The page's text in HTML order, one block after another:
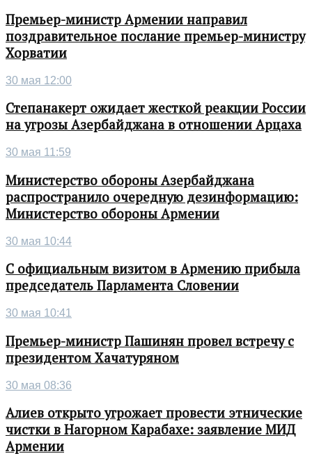
Премьер-министр Армении направил
поздравительное послание премьер-министру
Хорватии
30 мая 12:00
Степанакерт ожидает жесткой реакции России
на угрозы Азербайджана в отношении Арцаха
30 мая 11:59
Министерство обороны Азербайджана
распространило очередную дезинформацию:
Министерство обороны Армении
30 мая 10:44
С официальным визитом в Армению прибыла
председатель Парламента Словении
30 мая 10:41
Премьер-министр Пашинян провел встречу с
президентом Хачатуряном
30 мая 08:36
Алиев открыто угрожает провести этнические
чистки в Нагорном Карабахе: заявление МИД
Армении